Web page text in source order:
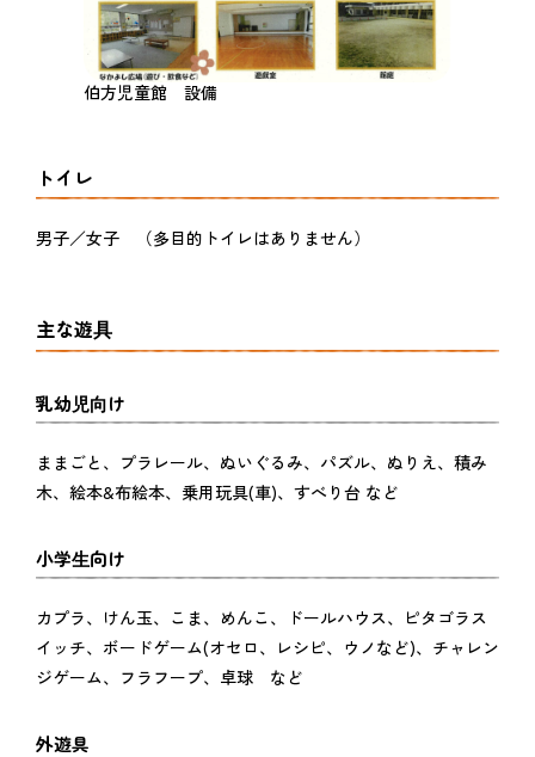
伯方児童館 設備
トイレ
男子／女子 （多目的トイレはありません）
主な遊具
乳幼児向け
ままごと、プラレール、ぬいぐるみ、パズル、ぬりえ、積み
木、絵本&布絵本、乗用玩具(車)、すべり台 など
小学生向け
カプラ、けん玉、こま、めんこ、ドールハウス、ピタゴラス
イッチ、ボードゲーム(オセロ、レシピ、ウノなど)、チャレン
ジゲーム、フラフープ、卓球 など
外遊具